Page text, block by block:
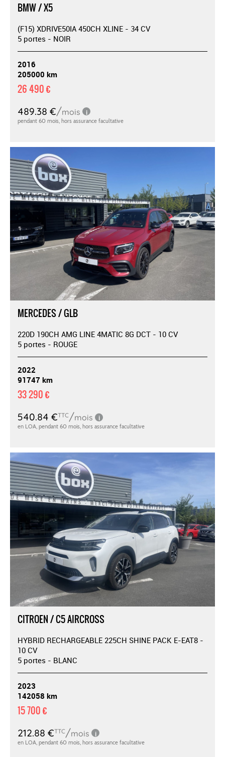
BMW / X5
(F15) XDRIVE50IA 450CH XLINE - 34 CV
5 portes - NOIR
2016
205000 km
26 490 €
MERCEDES / GLB
220D 190CH AMG LINE 4MATIC 8G DCT - 10 CV
5 portes - ROUGE
2022
91747 km
33 290 €
CITROEN / C5 AIRCROSS
HYBRID RECHARGEABLE 225CH SHINE PACK E-EAT8 -
10 CV
5 portes - BLANC
2023
142058 km
15 700 €